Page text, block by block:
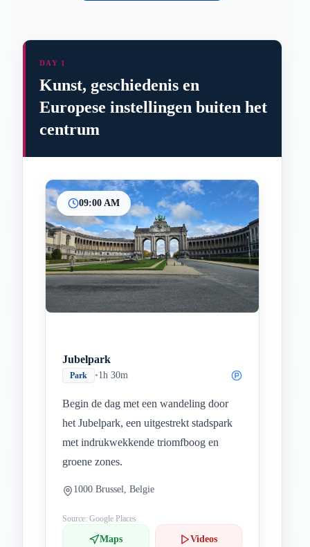
DAY 1
Kunst, geschiedenis en
Europese instellingen buiten het
centrum
09:00 AM
Jubelpark
Park •1h 30m
Begin de dag met een wandeling door
het Jubelpark, een uitgestrekt stadspark
met indrukwekkende triomfboog en
groene zones.
1000 Brussel, Belgie
Source: Google Places
Maps Videos